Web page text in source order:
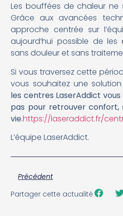
Les bouffées de chaleur
Grâce aux avancées
approche centrée sur
aujourd’hui possible de les
sans douleur et sans
Si vous traversez cette
vous souhaitez une
les centres LaserAddict
pas pour retrouver confort,
vie.https://laseraddict.fr/
L’équipe LaserAddict.
Précédent
Partager cette actualité